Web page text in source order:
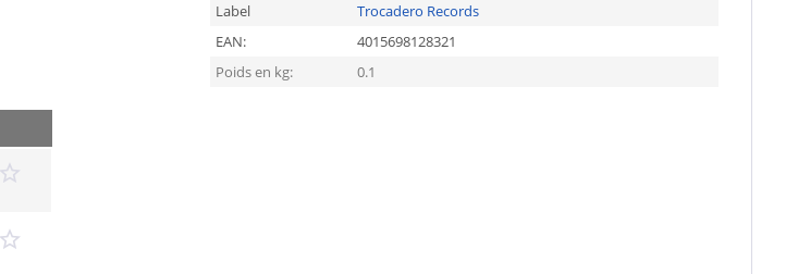
Label
Trocadero Records
EAN:
4015698128321
Poids en kg:
0.1